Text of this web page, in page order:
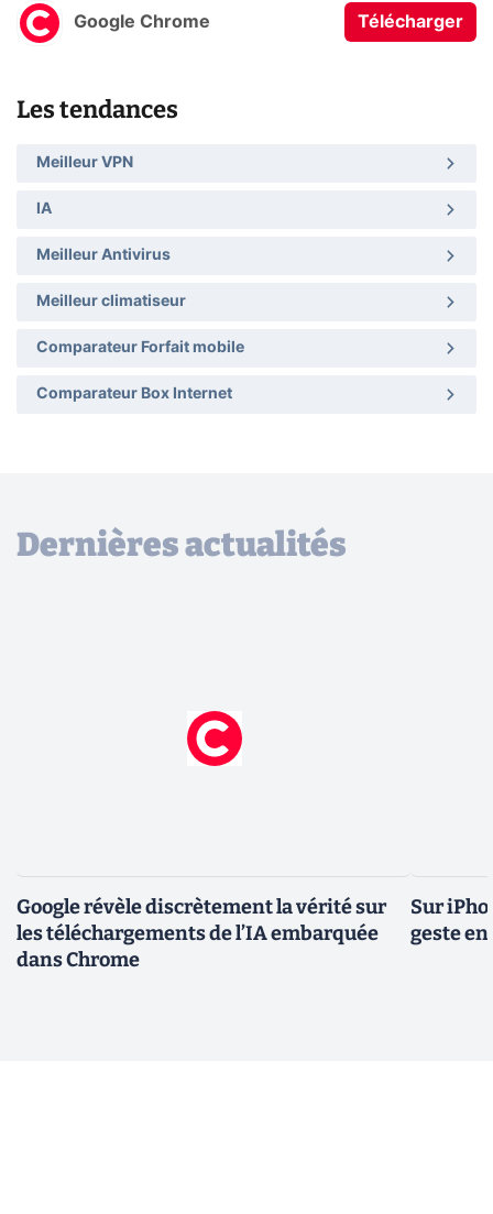
Google Chrome Télécharger
Les tendances
Meilleur VPN
IA
Meilleur Antivirus
Meilleur climatiseur
Comparateur Forfait mobile
Comparateur Box Internet
Dernières actualités
Google révèle discrètement la vérité sur
les téléchargements de l’IA embarquée
dans Chrome
Sur
geste